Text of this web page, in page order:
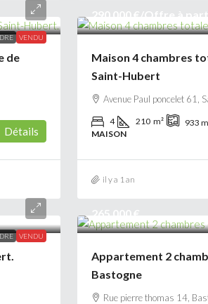
VENDU
de
Détails
290 000 €/Offre à
Maison 4 chambres
Saint-Hubert
Avenue Paul poncelet 61,
4 210 m² 933
MAISON
il y a 1 an
VENDU
265 000 €
Appartement 2
Bastogne
Rue pierre thomas 14,